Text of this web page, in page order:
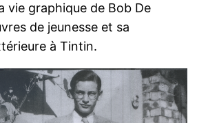
vie graphique de Bob De
de jeunesse et sa
à Tintin.